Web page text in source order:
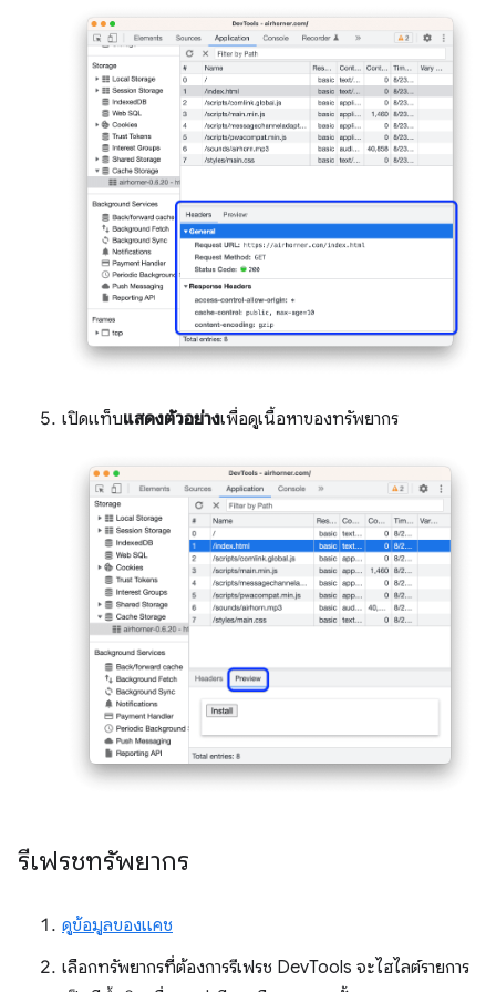
เปิดแท็บแสดงตัวอย่างเพื่อดูเนื้อหาของทรัพยากร
รีเฟรชทรัพยากร
ดูข้อมูลของแคช
เลือกทรัพยากรที่ต้องการรีเฟรช DevTools จะไฮไลต์รายการ